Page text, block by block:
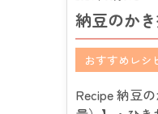
納豆のか
おすすめレシ
Recipe 納豆